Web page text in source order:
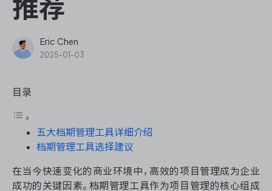
测试管理
研发效能管理
推荐
Eric Chen
2025-01-03
目录
五大档期管理工具详细介绍
档期管理工具选择建议
在当今快速变化的商业环境中，高效的项目管理成为企业
成功的关键因素。档期管理工具作为项目管理的核心组成